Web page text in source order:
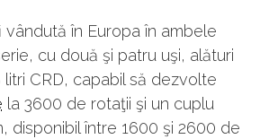
vândută în Europa în ambele
cu două şi patru uşi, alături
CRD, capabil să dezvolte
la 3600 de rotaţii şi un cuplu
disponibil între 1600 şi 2600 de